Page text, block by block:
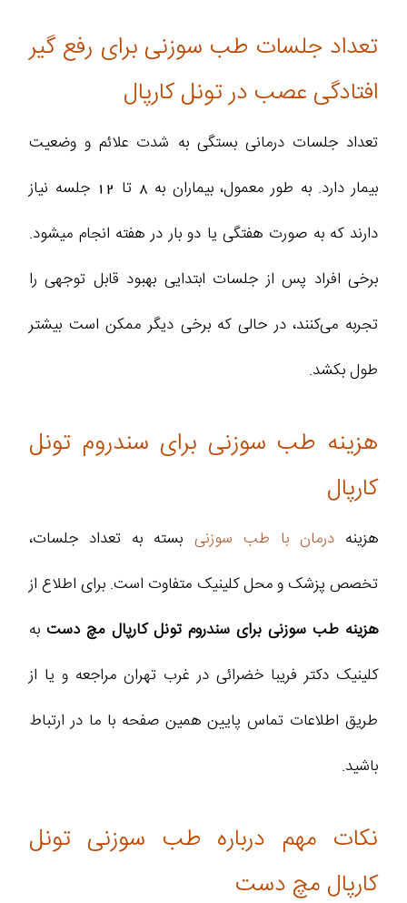
تعداد جلسات طب سوزنی برای رفع گیر
افتادگی عصب در تونل کارپال
تعداد جلسات درمانی بستگی به شدت علائم و وضعیت
بیمار دارد. به طور معمول، بیماران به 8 تا 12 جلسه نیاز
دارند که به صورت هفتگی یا دو بار در هفته انجام میشود.
برخی افراد پس از جلسات ابتدایی بهبود قابل توجهی را
تجربه می‌کنند، در حالی که برخی دیگر ممکن است بیشتر
طول بکشد.
هزینه طب سوزنی برای سندروم تونل
کارپال
هزینهدرمان با طب سوزنی بسته به تعداد جلسات،
تخصص پزشک و محل کلینیک متفاوت است. برای اطلاع از
هزینه طب سوزنی برای سندروم تونل کارپال مچ دستبه
کلینیک دکتر فریبا خضرائی در غرب تهران مراجعه و یا از
طریق اطلاعات تماس پایین همین صفحه با ما در ارتباط
باشید.
نکات مهم درباره طب سوزنی تونل
کارپال مچ دست